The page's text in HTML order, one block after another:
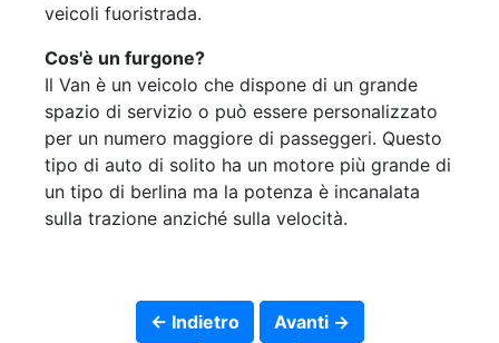
veicoli fuoristrada.
Cos'è un furgone?
Il Van è un veicolo che dispone di un grande
spazio di servizio o può essere personalizzato
per un numero maggiore di passeggeri. Questo
tipo di auto di solito ha un motore più grande di
un tipo di berlina ma la potenza è incanalata
sulla trazione anziché sulla velocità.
← Indietro
Avanti →